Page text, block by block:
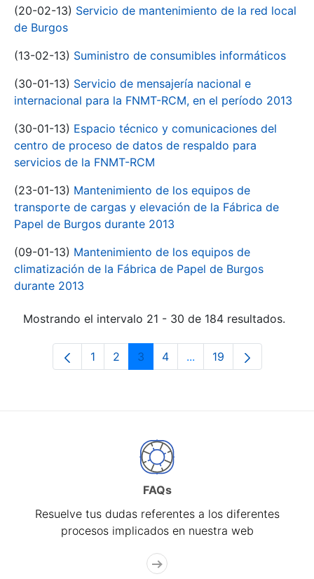
(20-02-13) Servicio de mantenimiento de la red local
de Burgos
(13-02-13) Suministro de consumibles informáticos
(30-01-13) Servicio de mensajería nacional e
internacional para la FNMT-RCM, en el período 2013
(30-01-13) Espacio técnico y comunicaciones del
centro de proceso de datos de respaldo para
servicios de la FNMT-RCM
(23-01-13) Mantenimiento de los equipos de
transporte de cargas y elevación de la Fábrica de
Papel de Burgos durante 2013
(09-01-13) Mantenimiento de los equipos de
climatización de la Fábrica de Papel de Burgos
durante 2013
Mostrando el intervalo 21 - 30 de 184 resultados.
Página
1 Página
2 Página
3 Página
4 ...Páginas intermedias
Página
19
FAQs
Resuelve tus dudas referentes a los diferentes
procesos implicados en nuestra web